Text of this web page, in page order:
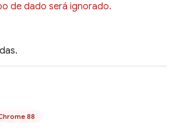
de dado será ignorado.
88